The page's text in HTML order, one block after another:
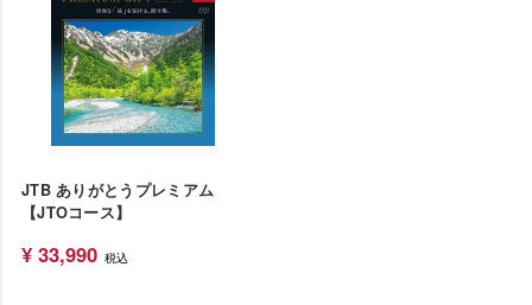
JTB ありがとうプレミアム
【JTOコース】
¥ 33,990 税込